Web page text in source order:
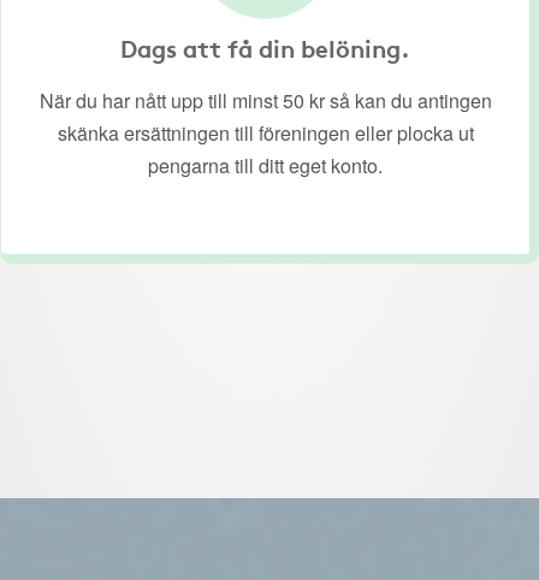
Dags att få din belöning.
När du har nått upp till minst 50 kr så kan du antingen
skänka ersättningen till föreningen eller plocka ut
pengarna till ditt eget konto.